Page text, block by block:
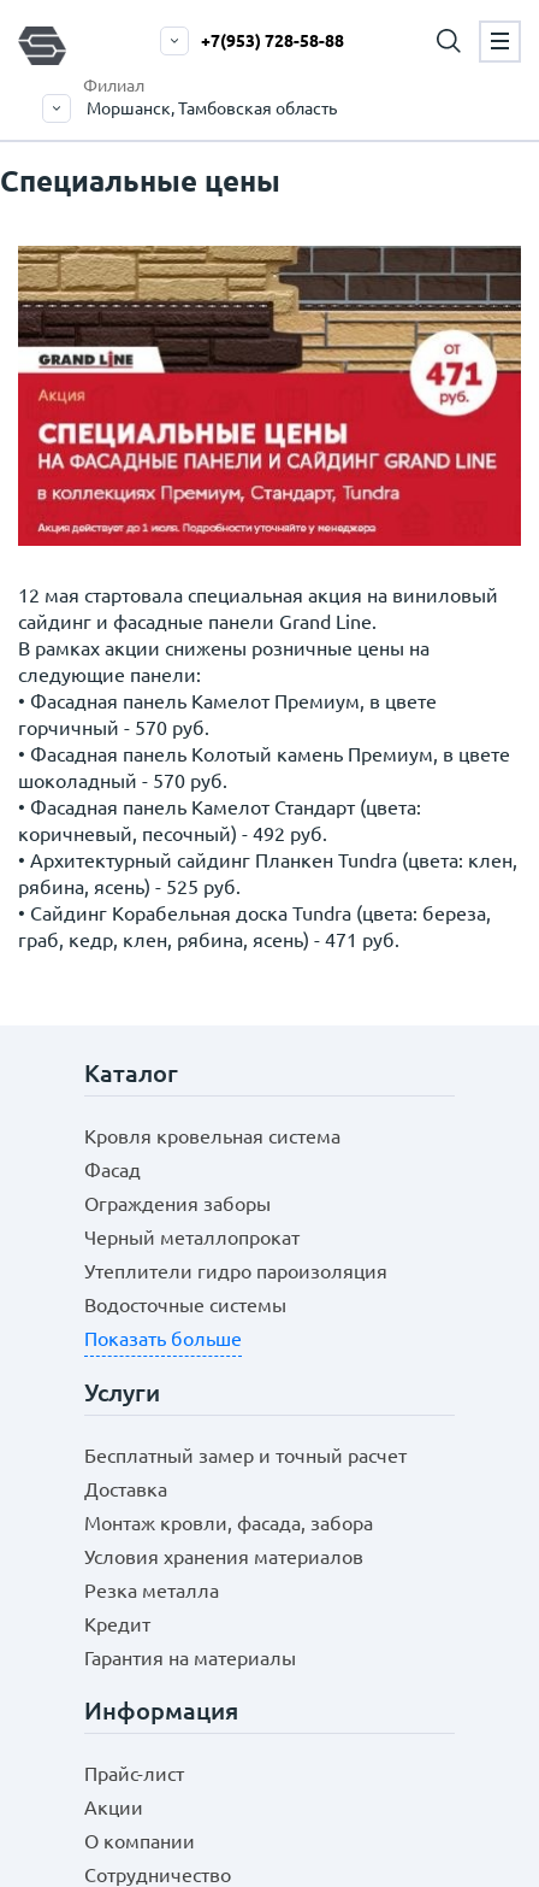
Филиал
Моршанск, Тамбовская область
+7(953) 728-58-88
Специальные цены
12 мая стартовала специальная акция на виниловый
сайдинг и фасадные панели Grand Line.
В рамках акции снижены розничные цены на
следующие панели:
• Фасадная панель Камелот Премиум, в цвете
горчичный - 570 руб.
• Фасадная панель Колотый камень Премиум, в цвете
шоколадный - 570 руб.
• Фасадная панель Камелот Стандарт (цвета:
коричневый, песочный) - 492 руб.
• Архитектурный сайдинг Планкен Tundra (цвета: клен,
рябина, ясень) - 525 руб.
• Сайдинг Корабельная доска Tundra (цвета: береза,
граб, кедр, клен, рябина, ясень) - 471 руб.
Каталог
Кровля кровельная система
Фасад
Ограждения заборы
Черный металлопрокат
Утеплители гидро пароизоляция
Водосточные системы
Показать больше
Услуги
Бесплатный замер и точный расчет
Доставка
Монтаж кровли, фасада, забора
Условия хранения материалов
Резка металла
Кредит
Гарантия на материалы
Информация
Прайс-лист
Акции
О компании
Сотрудничество